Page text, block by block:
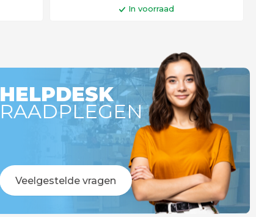
In voorraad
Op werkdagen voor 14:00 uur besteld =
vandaag verstuurd!
HELPDESK
RAADPLEGEN
Veelgestelde vragen